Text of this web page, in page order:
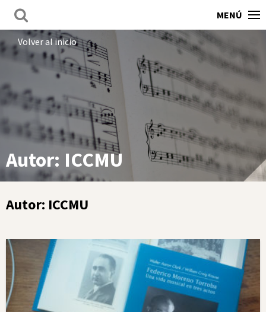
MENÚ
Volver al inicio
Autor: ICCMU
Autor: ICCMU